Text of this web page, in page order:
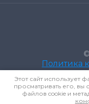
Политика
Этот сайт использует
просматривать его, вы
файлов cookie и